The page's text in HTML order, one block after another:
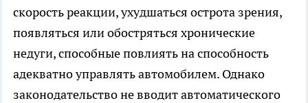
скорость реакции, ухудшаться острота зрения,
появляться или обостряться хронические
недуги, способные повлиять на способность
адекватно управлять автомобилем. Однако
законодательство не вводит автоматического